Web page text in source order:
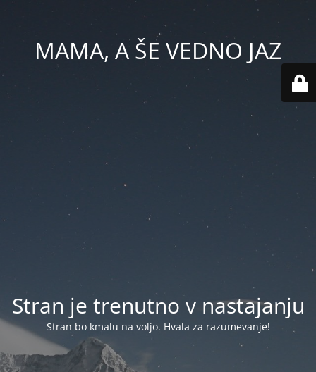
MAMA, A ŠE VEDNO JAZ
Stran je trenutno v nastajanju
Stran bo kmalu na voljo. Hvala za razumevanje!